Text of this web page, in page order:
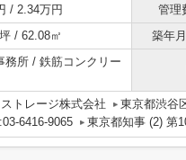
/ 2.34万円 管理
/ 62.08㎡ 築年
務所 / 鉄筋コンクリー
ストレージ株式会社
東京都渋谷
6416-9065
東京都知事 (2) 第